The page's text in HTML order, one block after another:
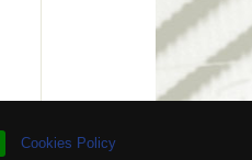
Cookies Policy